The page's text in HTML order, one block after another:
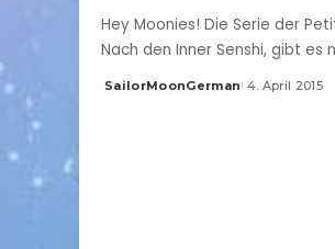
Hey Moonies! Die Serie der
Nach den Inner Senshi, gibt es
Posted
SailorMoonGerman 4. April 2015